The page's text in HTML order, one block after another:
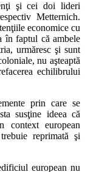
şi cei doi lideri
Metternich.
economice cu
în faptul că ambele
urmăresc şi sunt
nu aşteaptă
echilibrului
prin care se
susţine ideea că
context european
reprimată şi
european nu